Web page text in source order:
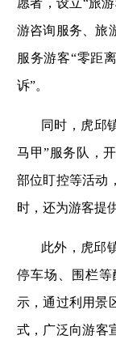
愿者，设立“旅
游咨询服务、旅
服务游客“零距
诉”。
同时，虎邱
马甲”服务队，
部位盯控等活动
时，还为游客提
此外，虎邱
停车场、围栏
示，通过利用景
式，广泛向游客